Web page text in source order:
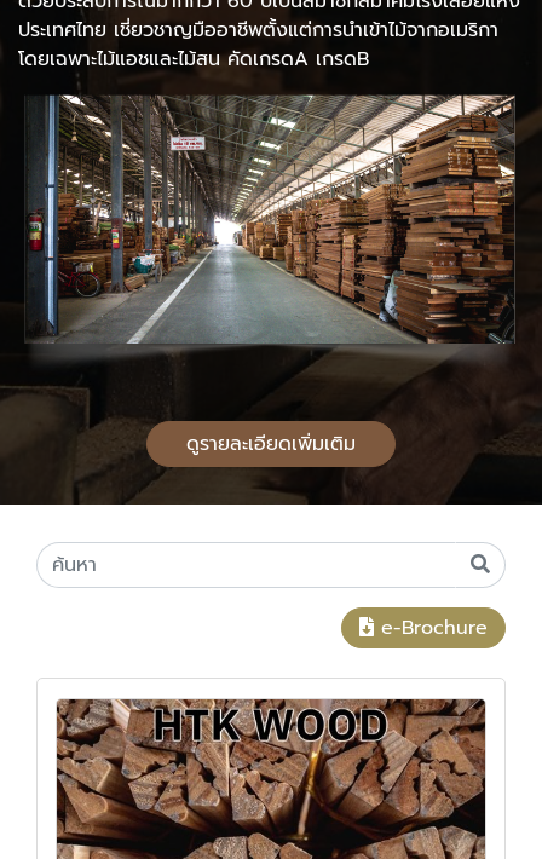
ประเทศไทย เชี่ยวชาญมืออาชีพตั้งแต่การนำเข้าไม้จากอเมริกา
โดยเฉพาะไม้แอชและไม้สน คัดเกรดA เกรดB
ดูรายละเอียดเพิ่มเติม
e-Brochure